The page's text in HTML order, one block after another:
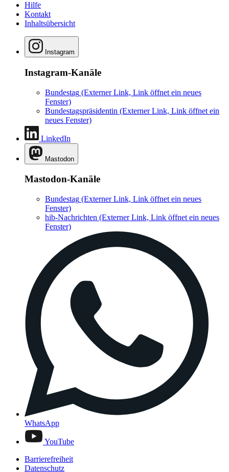
Hilfe
Kontakt
Inhaltsübersicht
Instagram
Instagram-Kanäle
Bundestag (Externer Link, Link öffnet ein neues
Fenster)
Bundestagspräsidentin (Externer Link, Link öffnet ein
neues Fenster)
LinkedIn
Mastodon
Mastodon-Kanäle
Bundestag (Externer Link, Link öffnet ein neues
Fenster)
hib-Nachrichten (Externer Link, Link öffnet ein neues
Fenster)
WhatsApp
YouTube
Barrierefreiheit
Datenschutz